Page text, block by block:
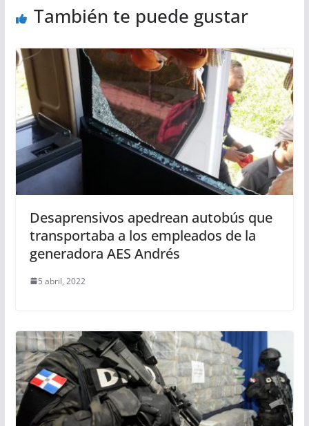
También te puede gustar
Desaprensivos apedrean autobús que
transportaba a los empleados de la
generadora AES Andrés
5 abril, 2022